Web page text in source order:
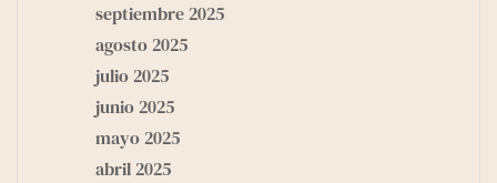
septiembre 2025
agosto 2025
julio 2025
junio 2025
mayo 2025
abril 2025